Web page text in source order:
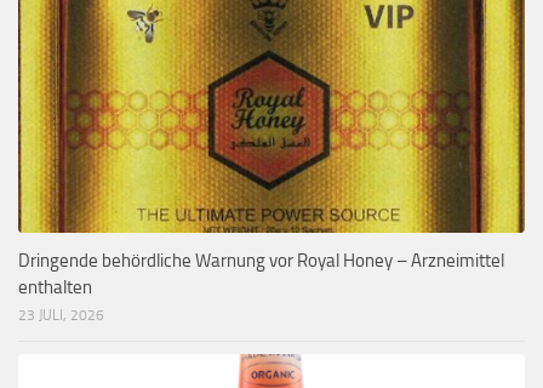
Dringende behördliche Warnung vor Royal Honey – Arzneimittel
enthalten
23 JULI, 2026